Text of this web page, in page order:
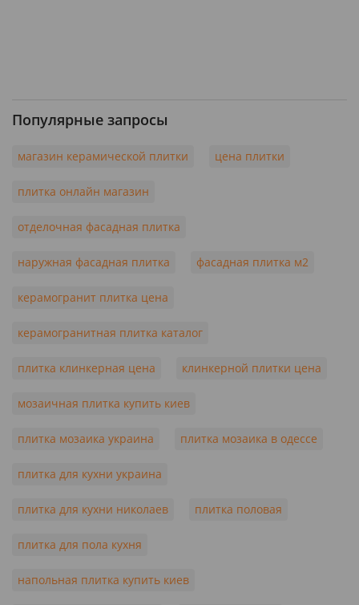
Популярные запросы
магазин керамической плитки цена плитки
плитка онлайн магазин
отделочная фасадная плитка
наружная фасадная плитка фасадная плитка м2
керамогранит плитка цена
керамогранитная плитка каталог
плитка клинкерная цена клинкерной плитки цена
мозаичная плитка купить киев
плитка мозаика украина плитка мозаика в одессе
плитка для кухни украина
плитка для кухни николаев плитка половая
плитка для пола кухня
напольная плитка купить киев